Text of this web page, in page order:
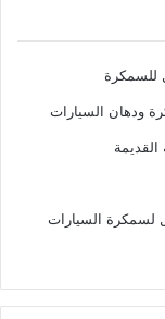
للسمكرة
ودهان السيارات
لسمكرة السيارات